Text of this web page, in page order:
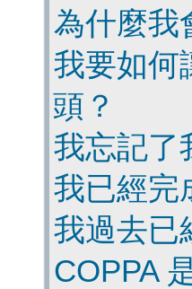
為什麼我
我要如何
頭？
我忘記了
我已經完
我過去已
COPPA